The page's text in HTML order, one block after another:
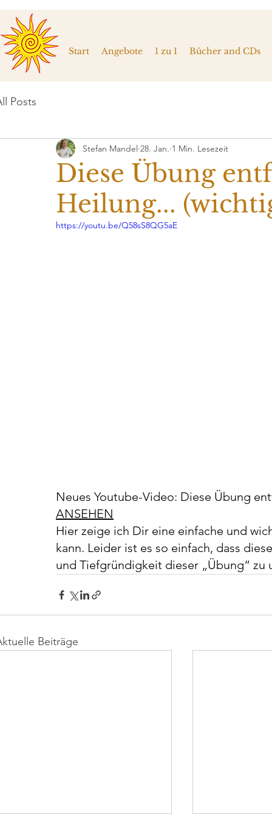
Start Angebote 1 zu 1 Bücher and CDs
Posts
Diese Übung
Heilung...
Stefan Mandel 28. Jan. 1 Min. Lesezeit
https://youtu.be/Q58sS8QG5aE
Neues Youtube-Video: Diese Übung
ANSEHEN
Hier zeige ich Dir eine einfache und
kann. Leider ist es so einfach, dass
und Tiefgründigkeit dieser „Übung“ zu
Beiträge